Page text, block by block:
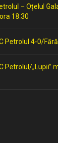
– Oțelul
18.30
Petrolul 4-0/
Petrolul/„Lupii”